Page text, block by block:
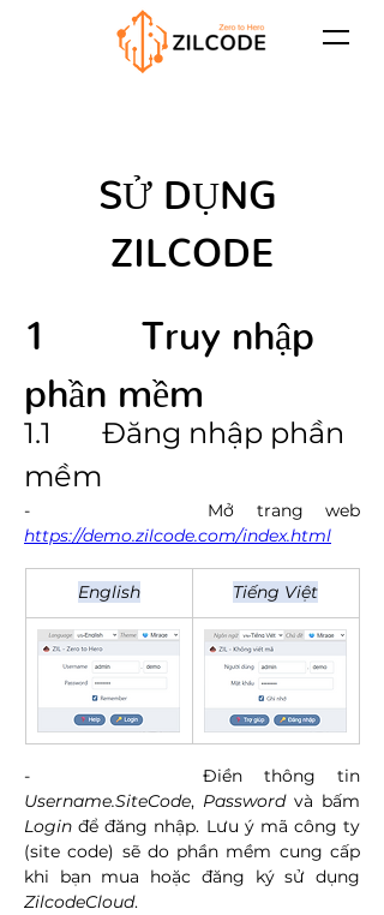
SỬ DỤNG
ZILCODE
1        Truy nhập
phần mềm
1.1       Đăng nhập phần
mềm
-
https://demo.zilcode.com/index.html
English Tiếng Việt
Username.SiteCode, Password
Login để đăng nhập. Lưu ý mã công ty
(site code) sẽ do phần mềm cung cấp
ZilcodeCloud.